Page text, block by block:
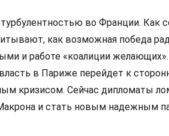
во Франции. Как
как возможная победа
и работе «коалиции желающих».
в Париже перейдет к
кризисом. Сейчас дипломаты
и стать новым надежным